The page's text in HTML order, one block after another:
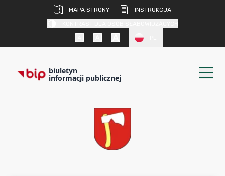
MAPA STRONY
INSTRUKCJA
biuletyn
informacji publicznej